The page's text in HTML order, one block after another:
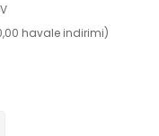
havale indirimi)